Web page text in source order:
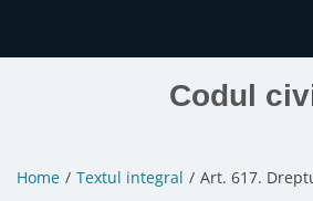
Codul
Home Textul integral Art. 617.